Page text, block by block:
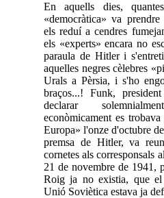
En aquells dies,
«democràtica» va
els reduí a cendres
els «experts» encara no
paraula de Hitler i
aquelles negres cèlebres
Urals a Pèrsia, i s'ho
braços...! Funk,
declarar
econòmicament es
Europa» l'onze d'octubre
premsa de Hitler, va
cornetes als corresponsals
21 de novembre de 1941,
Roig ja no existia, que
Unió Soviètica estava ja